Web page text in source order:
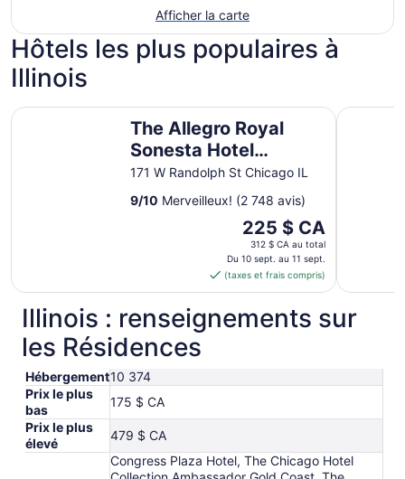
Afficher la carte
Hôtels les plus populaires à
Illinois
The Allegro Royal
Sonesta Hotel
Chicago Loop
171 W Randolph St Chicago IL
9/10 Merveilleux! (2 748 avis)
Le
prix
est
de 225 $ CA
par
nuit
du 10
sept.
225 $ CA
312 $ CA au total
Du 10 sept. au 11 sept.
(taxes et frais compris)
The Allegro Royal Sonesta Hotel Chicago Loop Hyatt
Illinois : renseignements sur
les Résidences
Hébergement10 374
Prix le plus
bas
175 $ CA
Prix le plus
élevé
479 $ CA
Congress Plaza Hotel, The Chicago Hotel